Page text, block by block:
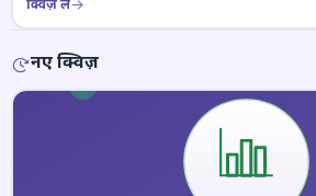
क्विज़ लें
नए क्विज़